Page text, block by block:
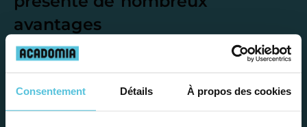
Consentement Détails À propos des cookies
avantages